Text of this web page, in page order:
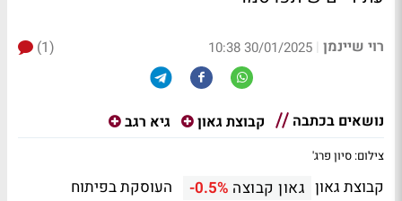
רוי שיינמן |
30/01/2025 10:38
(1)
נושאים בכתבה קבוצת גאון גיא רגב
צילום: סיון פרג'
קבוצת גאון גאון קבוצה -0.5%
העוסקת בפיתוח